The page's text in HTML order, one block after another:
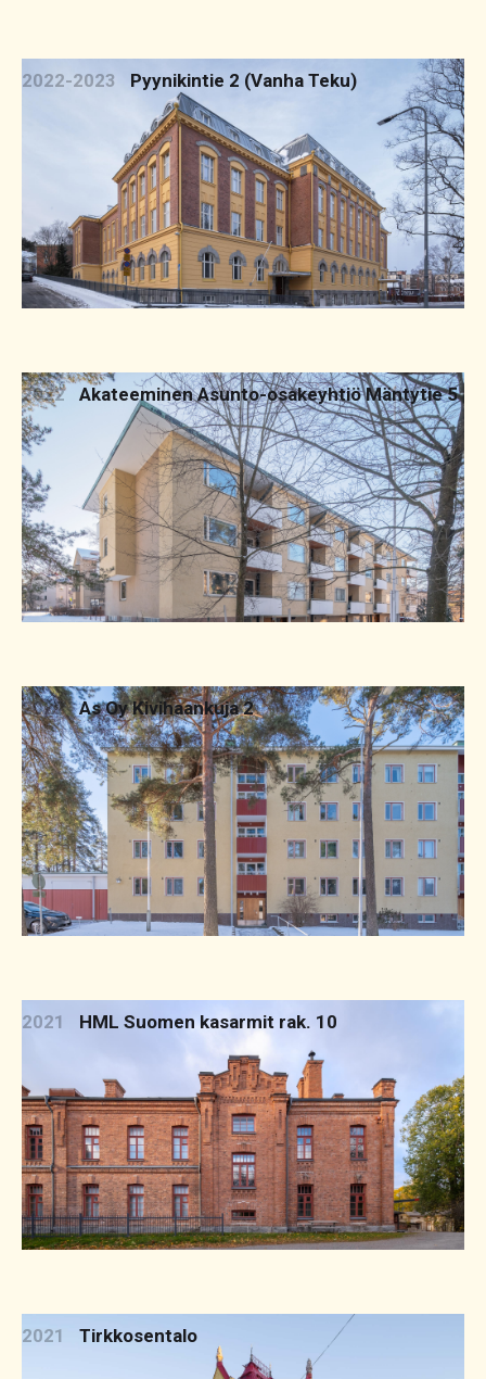
2022-2023 Pyynikintie 2 (Vanha Teku)
2022 Akateeminen Asunto-osakeyhtiö Mäntytie 5
2022 As Oy Kivihaankuja 2
2021 HML Suomen kasarmit rak. 10
2021 Tirkkosentalo